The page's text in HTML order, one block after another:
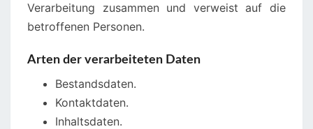
Verarbeitung zusammen und verweist auf die
betroffenen Personen.
Arten der verarbeiteten Daten
Bestandsdaten.
Kontaktdaten.
Inhaltsdaten.